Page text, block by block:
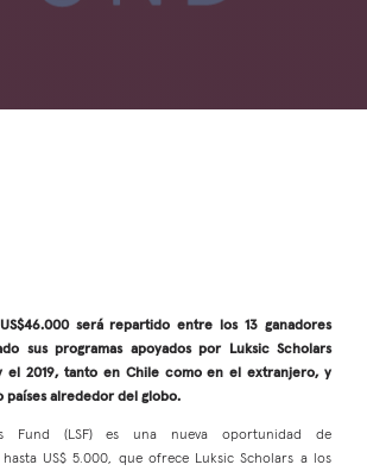
será repartido entre los 13 ganadores
sus programas apoyados por Luksic Scholars
el 2019, tanto en Chile como en el extranjero, y
alrededor del globo.
Fund (LSF) es una nueva oportunidad de
US$ 5.000, que ofrece Luksic Scholars a los